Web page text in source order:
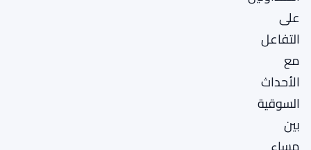
على
التفاعل
مع
الأحداث
السوقية
بين